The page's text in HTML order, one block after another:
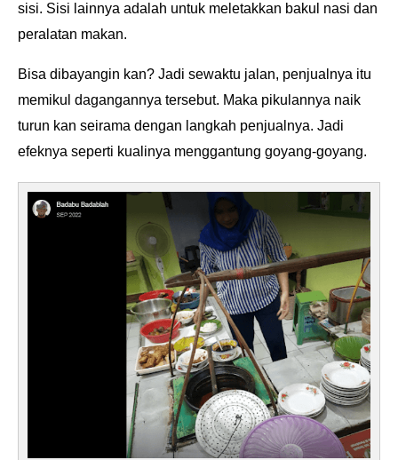
sisi. Sisi lainnya adalah untuk meletakkan bakul nasi dan
peralatan makan.
Bisa dibayangin kan? Jadi sewaktu jalan, penjualnya itu
memikul dagangannya tersebut. Maka pikulannya naik
turun kan seirama dengan langkah penjualnya. Jadi
efeknya seperti kualinya menggantung goyang-goyang.